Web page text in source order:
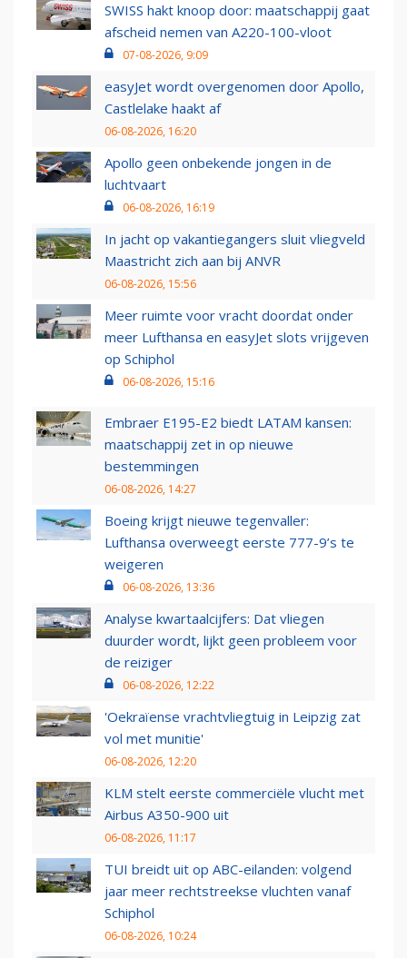
SWISS hakt knoop door: maatschappij gaat
afscheid nemen van A220-100-vloot
07-08-2026, 9:09
easyJet wordt overgenomen door Apollo,
Castlelake haakt af
06-08-2026, 16:20
Apollo geen onbekende jongen in de
luchtvaart
06-08-2026, 16:19
In jacht op vakantiegangers sluit vliegveld
Maastricht zich aan bij ANVR
06-08-2026, 15:56
Meer ruimte voor vracht doordat onder
meer Lufthansa en easyJet slots vrijgeven
op Schiphol
06-08-2026, 15:16
Embraer E195-E2 biedt LATAM kansen:
maatschappij zet in op nieuwe
bestemmingen
06-08-2026, 14:27
Boeing krijgt nieuwe tegenvaller:
Lufthansa overweegt eerste 777-9’s te
weigeren
06-08-2026, 13:36
Analyse kwartaalcijfers: Dat vliegen
duurder wordt, lijkt geen probleem voor
de reiziger
06-08-2026, 12:22
'Oekraïense vrachtvliegtuig in Leipzig zat
vol met munitie'
06-08-2026, 12:20
KLM stelt eerste commerciële vlucht met
Airbus A350-900 uit
06-08-2026, 11:17
TUI breidt uit op ABC-eilanden: volgend
jaar meer rechtstreekse vluchten vanaf
Schiphol
06-08-2026, 10:24